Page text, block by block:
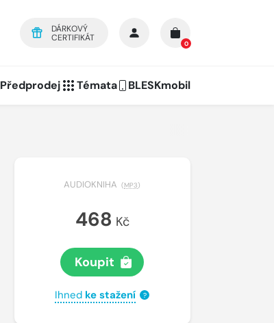
DÁRKOVÝ
CERTIFIKÁT
0
Předprodej Témata BLESKmobil
AUDIOKNIHA (MP3)
468 Kč
Koupit
Ihned ke stažení ?